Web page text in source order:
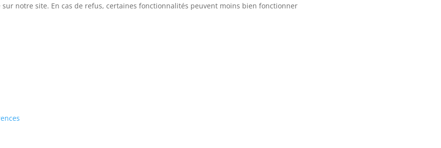
notre site. En cas de refus, certaines fonctionnalités peuvent moins bien fonctionner